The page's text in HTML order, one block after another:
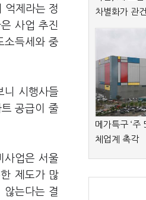
억제라는 정
사업 추진
소득세와 중
니 시행사들
공급이 줄
사업은 서울
제도가 많
는다는 결
차별화가 관건
메가특구 ‘
체업계 촉각